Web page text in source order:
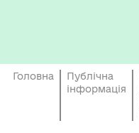
Головна
Публічна
інформація